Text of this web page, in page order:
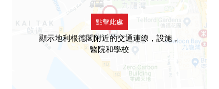
點擊此處
顯示地利根德閣附近的交通連線，設施，
醫院和學校